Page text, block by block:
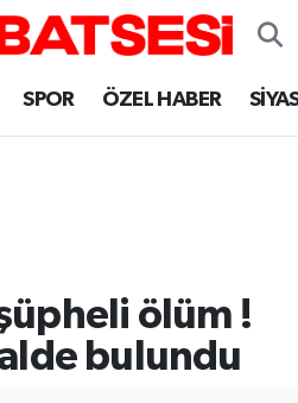
SPOR ÖZEL HABER
ölüm !
bulundu
Haritası
ve Fikstür